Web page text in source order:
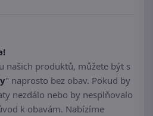
našich produktů, můžete být s
" naprosto bez obav. Pokud by
nezdálo nebo by nesplňovalo
k obavám. Nabízíme